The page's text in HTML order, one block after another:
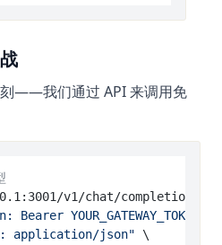
——我们通过 API 来调用免
v1/chat/completions \
YOUR_GATEWAY_TOKEN"
application/json" \